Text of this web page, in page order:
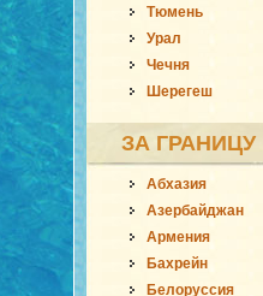
Тюмень
Урал
Чечня
Шерегеш
ЗА ГРАНИЦУ
Абхазия
Азербайджан
Армения
Бахрейн
Белоруссия